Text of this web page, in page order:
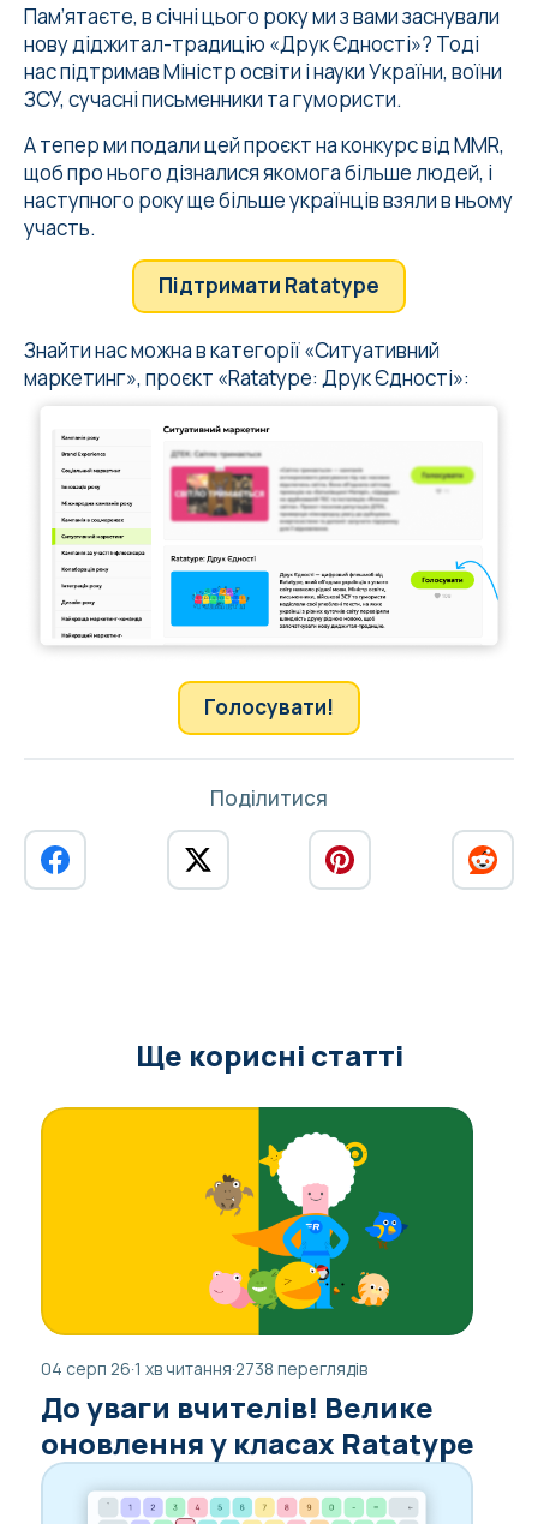
Памʼятаєте, в січні цього року ми з вами заснували
нову діджитал-традицію «Друк Єдності»? Тоді
нас підтримав Міністр освіти і науки України, воїни
ЗСУ, сучасні письменники та гумористи.
А тепер ми подали цей проєкт на конкурс від MMR,
щоб про нього дізналися якомога більше людей, і
наступного року ще більше українців взяли в ньому
участь.
Підтримати Ratatype
Знайти нас можна в категорії «Ситуативний
маркетинг», проєкт «Ratatype: Друк Єдності»:
Голосувати!
Поділитися
Ще корисні статті
04 серп 26·1 хв читання·2738 переглядів
До уваги вчителів! Велике
оновлення у класах Ratatype